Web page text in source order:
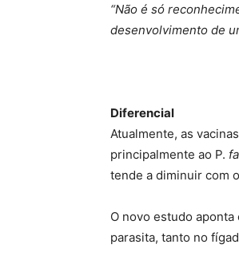
“Não é só
desenvolvimento de
Diferencial
Atualmente, as
principalmente ao P.
tende a diminuir com
O novo estudo
parasita, tanto no